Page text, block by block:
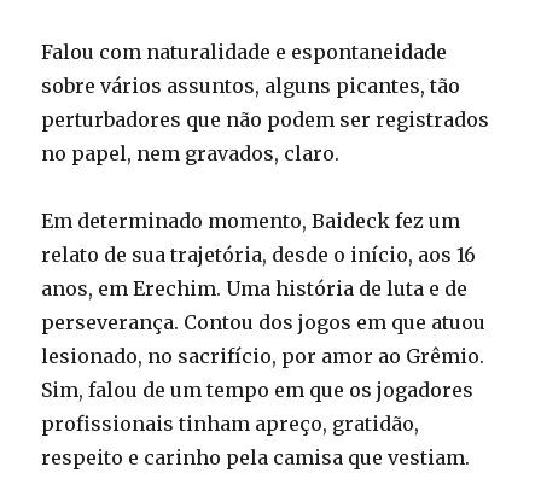
Falou com naturalidade e espontaneidade
sobre vários assuntos, alguns picantes, tão
perturbadores que não podem ser registrados
no papel, nem gravados, claro.
Em determinado momento, Baideck fez um
relato de sua trajetória, desde o início, aos 16
anos, em Erechim. Uma história de luta e de
perseverança. Contou dos jogos em que atuou
lesionado, no sacrifício, por amor ao Grêmio.
Sim, falou de um tempo em que os jogadores
profissionais tinham apreço, gratidão,
respeito e carinho pela camisa que vestiam.